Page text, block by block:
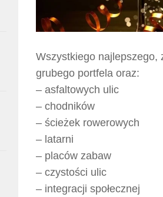
Wszystkiego najlepszego,
grubego portfela oraz:
– asfaltowych ulic
– chodników
– ścieżek rowerowych
– latarni
– placów zabaw
– czystości ulic
– integracji społecznej